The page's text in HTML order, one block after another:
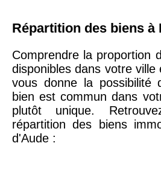
51100 -Reims 3 036 €
75013 -Paris
13ème
arrondissement
10 073 €
Répartition des biens à
Comprendre la proportion
disponibles dans votre ville
vous donne la possibilité
bien est commun dans
plutôt unique.
répartition des biens
d'Aude :